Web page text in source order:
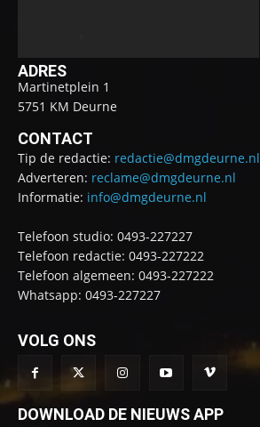
ADRES
Martinetplein 1
5751 KM Deurne
CONTACT
Tip de redactie: redactie@dmgdeurne.nl
Adverteren: reclame@dmgdeurne.nl
Informatie: info@dmgdeurne.nl
Telefoon studio: 0493-227227
Telefoon redactie: 0493-227222
Telefoon algemeen: 0493-227222
Whatsapp: 0493-227227
VOLG ONS
DOWNLOAD DE NIEUWS APP